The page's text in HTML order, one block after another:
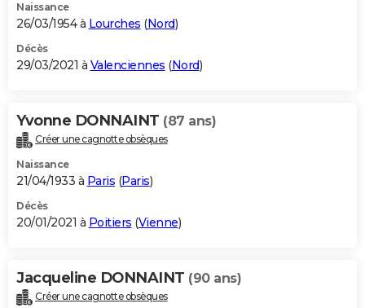
Naissance
26/03/1954 à Lourches (Nord)
Décès
29/03/2021 à Valenciennes (Nord)
Yvonne DONNAINT (87 ans)
Créer une cagnotte obsèques
Naissance
21/04/1933 à Paris (Paris)
Décès
20/01/2021 à Poitiers (Vienne)
Jacqueline DONNAINT (90 ans)
Créer une cagnotte obsèques